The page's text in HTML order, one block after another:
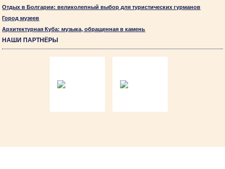
Отдых в Болгарии: великолепный выбор для туристических гурманов
Город музеев
Архитектурная Куба: музыка, обращенная в камень
НАШИ ПАРТНЁРЫ